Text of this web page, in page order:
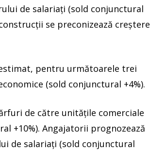
de salariaţi (sold conjunctural
se preconizează creştere
pentru următoarele trei
(sold conjunctural +4%).
de către unităţile comerciale
+10%). Angajatorii prognozează
de salariaţi (sold conjunctural